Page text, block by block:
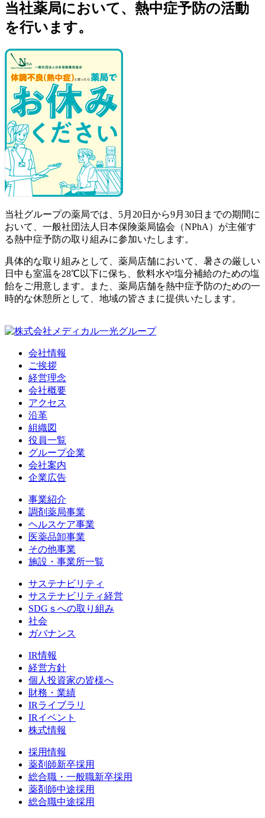
当社薬局において、熱中症予防の活動
を行います。
当社グループの薬局では、5月20日から9月30日までの期間に
おいて、一般社団法人日本保険薬局協会（NPhA）が主催す
る熱中症予防の取り組みに参加いたします。
具体的な取り組みとして、薬局店舗において、暑さの厳しい
日中も室温を28℃以下に保ち、飲料水や塩分補給のための塩
飴をご用意します。また、薬局店舗を熱中症予防のための一
時的な休憩所として、地域の皆さまに提供いたします。
会社情報
ご挨拶
経営理念
会社概要
アクセス
沿革
組織図
役員一覧
グループ企業
会社案内
企業広告
事業紹介
調剤薬局事業
ヘルスケア事業
医薬品卸事業
その他事業
施設・事業所一覧
サステナビリティ
サステナビリティ経営
SDGｓへの取り組み
社会
ガバナンス
IR情報
経営方針
個人投資家の皆様へ
財務・業績
IRライブラリ
IRイベント
株式情報
採用情報
薬剤師新卒採用
総合職・一般職新卒採用
薬剤師中途採用
総合職中途採用